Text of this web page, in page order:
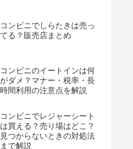
コンビニでしらたきは売っ
てる？販売店まとめ
コンビニのイートインは何
がダメ？マナー・税率・長
時間利用の注意点を解説
コンビニでレジャーシート
は買える？売り場はどこ？
見つからないときの対処法
まで解説